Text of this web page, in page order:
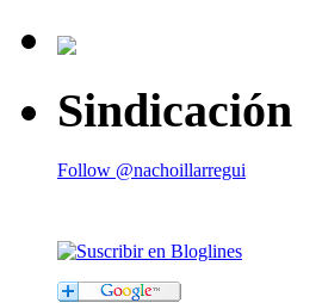
Sindicación
Follow @nachoillarregui